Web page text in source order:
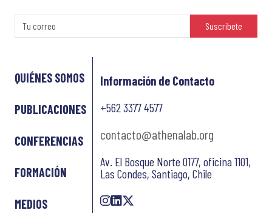
Suscríbete
QUIÉNES SOMOS
PUBLICACIONES
CONFERENCIAS
FORMACIÓN
MEDIOS
Información de Contacto
+562 3377 4577
contacto@athenalab.org
Av. El Bosque Norte 0177, oficina 1101,
Las Condes, Santiago, Chile